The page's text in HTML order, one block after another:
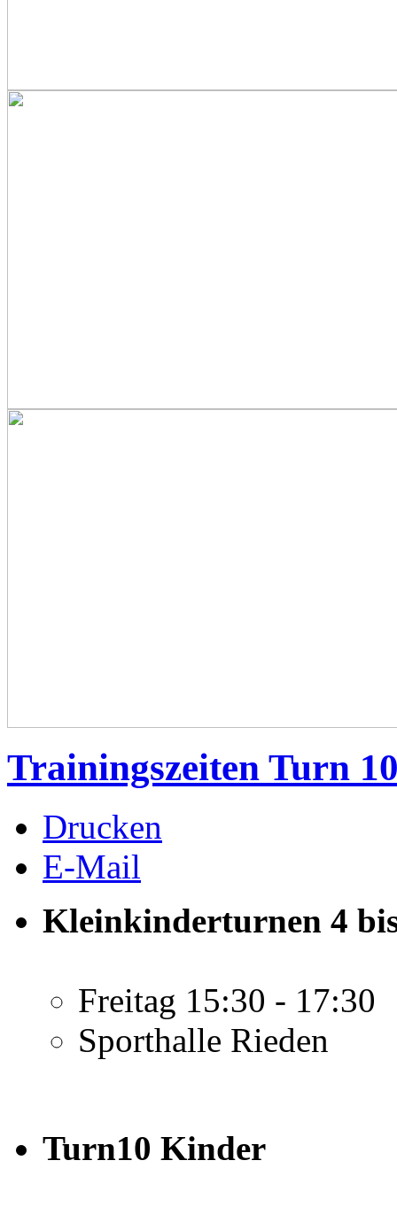
Trainingszeiten Turn
Drucken
E-Mail
Kleinkinderturnen 4
Freitag 15:30 - 17:30
Sporthalle Rieden
Turn10 Kinder